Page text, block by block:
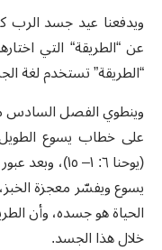
ويدفعنا عيد جسد الرب
عن “الطريقة“ التي
“الطريقة” تستخدم لغة
وينطوي الفصل السادس
على خطاب يسوع
يسوع ويفسّر معجزة
الحياة هو جسده، وأن
خلال هذا الجسد.